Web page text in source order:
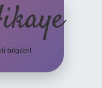
bilgiler!